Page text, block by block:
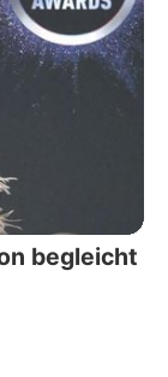
begleicht